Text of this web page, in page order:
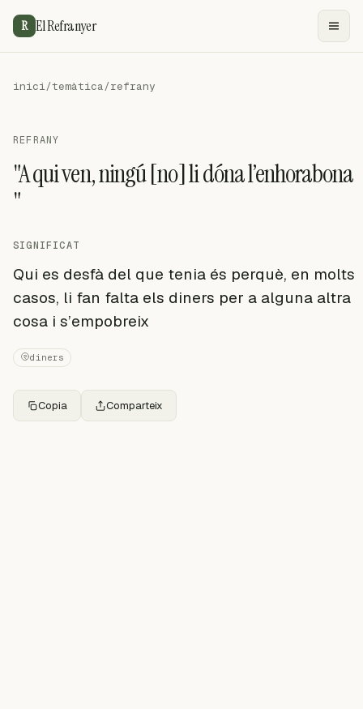
R El Refranyer
inici/temàtica/refrany
REFRANY
"A qui ven, ningú [no] li dóna l’enhorabona
"
SIGNIFICAT
Qui es desfà del que tenia és perquè, en molts
casos, li fan falta els diners per a alguna altra
cosa i s’empobreix
diners
Copia Comparteix